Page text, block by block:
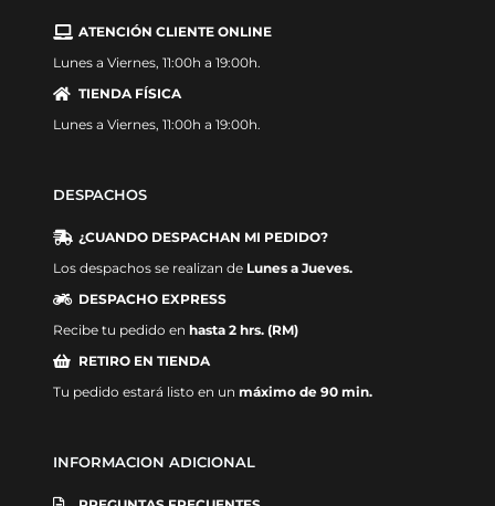
ATENCIÓN CLIENTE ONLINE
Lunes a Viernes, 11:00h a 19:00h.
TIENDA FÍSICA
Lunes a Viernes, 11:00h a 19:00h.
DESPACHOS
¿CUANDO DESPACHAN MI PEDIDO?
Los despachos se realizan de Lunes a Jueves.
DESPACHO EXPRESS
Recibe tu pedido en hasta 2 hrs. (RM)
RETIRO EN TIENDA
Tu pedido estará listo en un máximo de 90 min.
INFORMACION ADICIONAL